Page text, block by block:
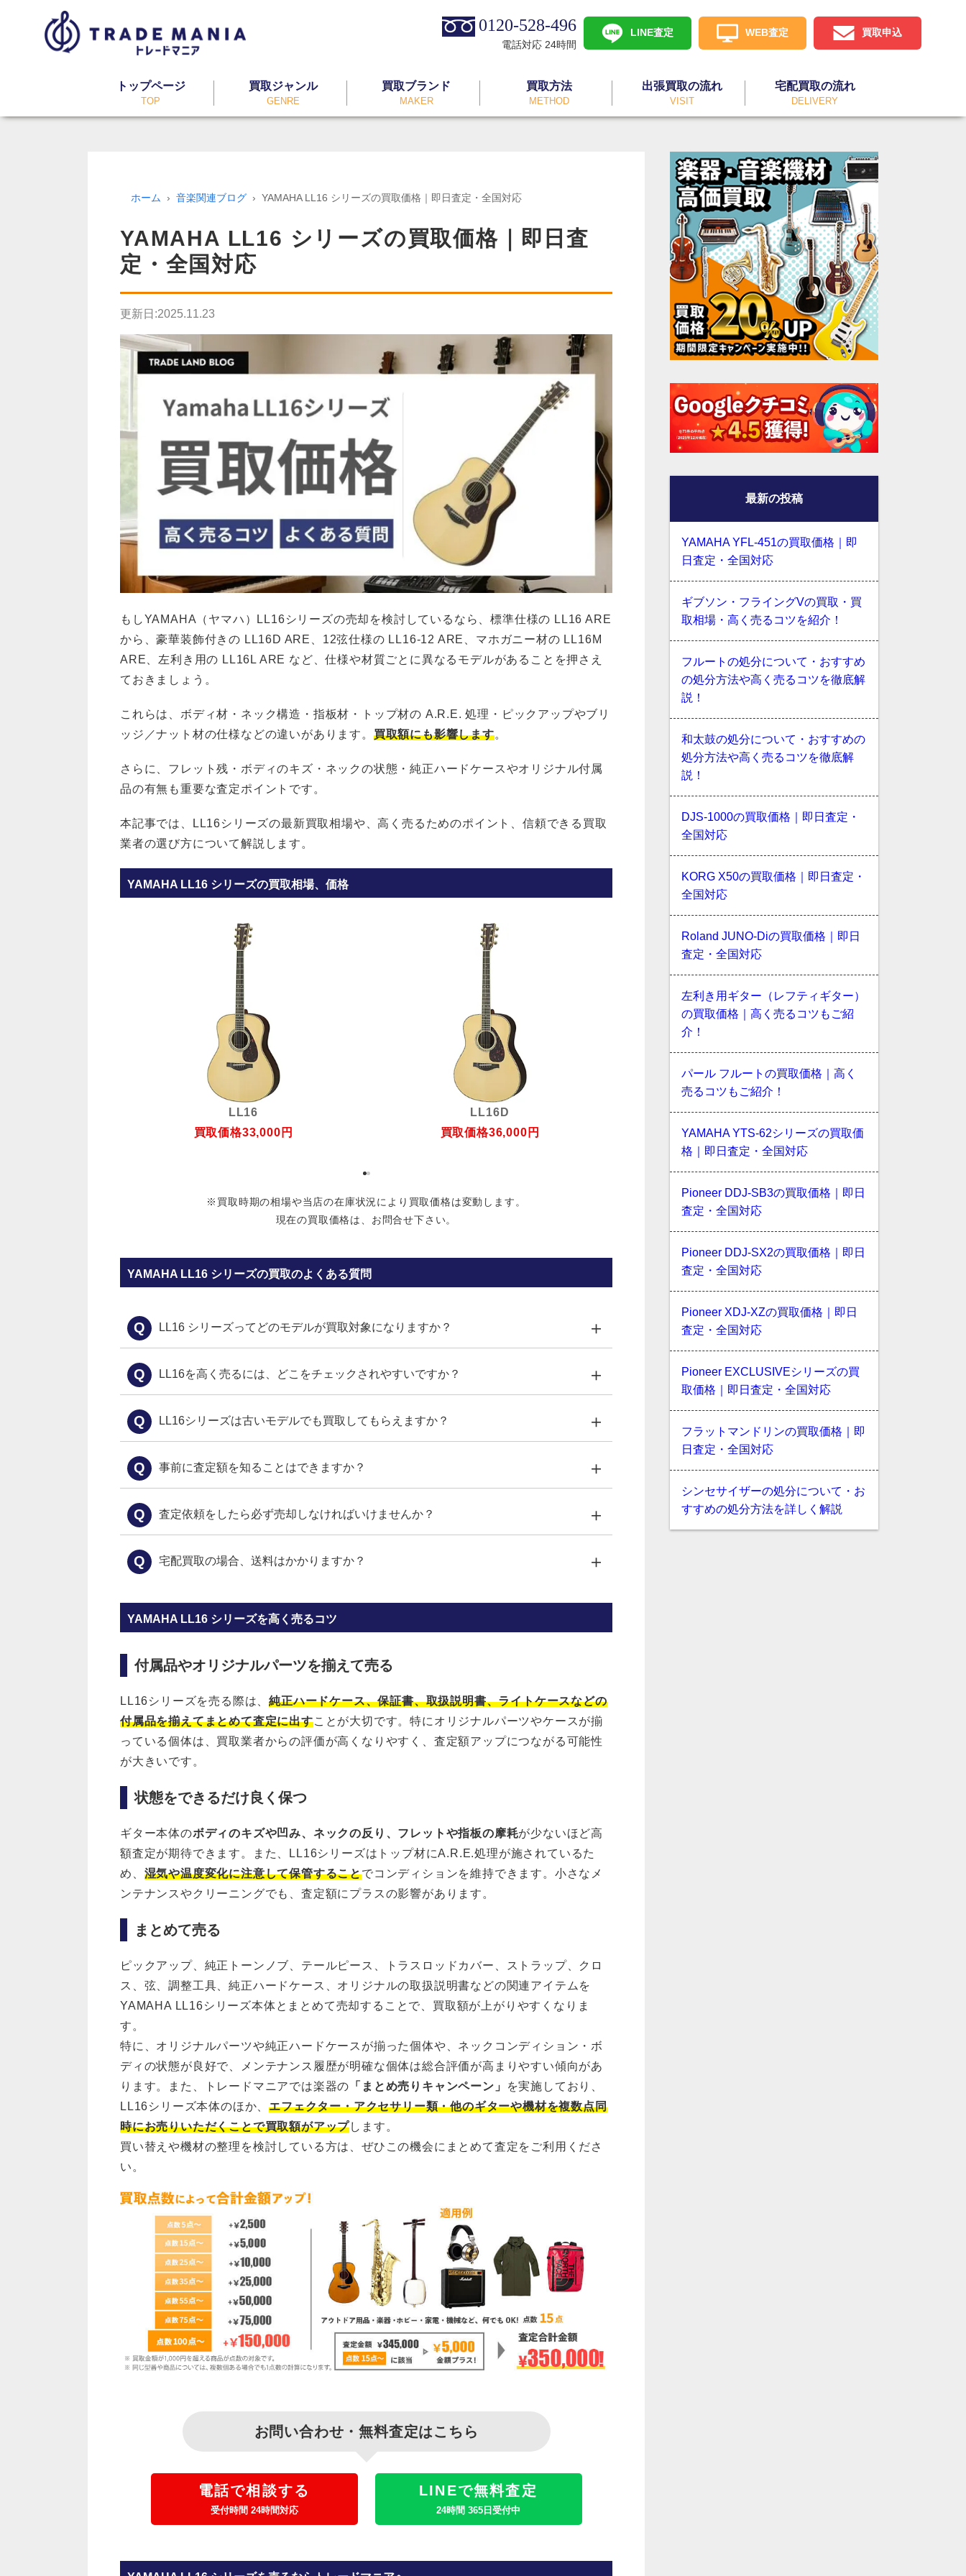
0120-528-496
電話対応 24時間
LINE査定 WEB査定 買取申込
トップページ
TOP
買取ジャンル
GENRE
買取ブランド
MAKER
買取方法
METHOD
出張買取の流れ
VISIT
宅配買取の流れ
DELIVERY
ホーム 音楽関連ブログ YAMAHA LL16 シリーズの買取価格｜即日査定・全国対応
YAMAHA LL16 シリーズの買取価格｜即日査
定・全国対応
更新日:2025.11.23
もしYAMAHA（ヤマハ）LL16シリーズの売却を検討しているなら、標準仕様の LL16 ARE
から、豪華装飾付きの LL16D ARE、12弦仕様の LL16‑12 ARE、マホガニー材の LL16M
ARE、左利き用の LL16L ARE など、仕様や材質ごとに異なるモデルがあることを押さえ
ておきましょう。
これらは、ボディ材・ネック構造・指板材・トップ材の A.R.E. 処理・ピックアップやブリ
ッジ／ナット材の仕様などの違いがあります。 買取額にも影響します。
さらに、フレット残・ボディのキズ・ネックの状態・純正ハードケースやオリジナル付属
品の有無も重要な査定ポイントです。
本記事では、LL16シリーズの最新買取相場や、高く売るためのポイント、信頼できる買取
業者の選び方について解説します。
YAMAHA LL16 シリーズの買取相場、価格
LL16
買取価格33,000 円
LL16D
買取価格36,000 円
LL16-12
買取価格40,000円
※買取時期の相場や当店の在庫状況により買取価格は変動します。
現在の買取価格は、お問合せ下さい。
YAMAHA LL16 シリーズの買取のよくある質問
Q LL16 シリーズってどのモデルが買取対象になりますか？ ＋
Q LL16を高く売るには、どこをチェックされやすいですか？ ＋
Q LL16シリーズは古いモデルでも買取してもらえますか？ ＋
Q 事前に査定額を知ることはできますか？ ＋
Q 査定依頼をしたら必ず売却しなければいけませんか？ ＋
Q 宅配買取の場合、送料はかかりますか？ ＋
こちら
YAMAHA LL16 シリーズを高く売るコツ
付属品やオリジナルパーツを揃えて売る
LL16シリーズを売る際は、純正ハードケース、保証書、取扱説明書、ライトケースなどの
付属品を揃えてまとめて査定に出すことが大切です。特にオリジナルパーツやケースが揃
っている個体は、買取業者からの評価が高くなりやすく、査定額アップにつながる可能性
が大きいです。
状態をできるだけ良く保つ
ギター本体のボディのキズや凹み、ネックの反り、フレットや指板の摩耗が少ないほど高
額査定が期待できます。また、LL16シリーズはトップ材にA.R.E.処理が施されているた
め、 湿気や温度変化に注意して保管することでコンディションを維持できます。小さなメ
ンテナンスやクリーニングでも、査定額にプラスの影響があります。
まとめて売る
ピックアップ、純正トーンノブ、テールピース、トラスロッドカバー、ストラップ、クロ
ス、弦、調整工具、純正ハードケース、オリジナルの取扱説明書などの関連アイテムを
YAMAHA LL16シリーズ本体とまとめて売却することで、買取額が上がりやすくなりま
す。
特に、オリジナルパーツや純正ハードケースが揃った個体や、ネックコンディション・ボ
ディの状態が良好で、メンテナンス履歴が明確な個体は総合評価が高まりやすい傾向があ
ります。また、トレードマニアでは楽器の 「まとめ売りキャンペーン」
を実施しており、
LL16シリーズ本体のほか、エフェクター・アクセサリー類・他のギターや機材を複数点同
時にお売りいただくことで買取額がアップします。
買い替えや機材の整理を検討している方は、ぜひこの機会にまとめて査定をご利用くださ
い。
お問い合わせ・無料査定はこちら
電話で相談する
受付時間 24時間対応
LINEで無料査定
24時間 365日受付中
最新の投稿
YAMAHA YFL-451の買取価格｜即
日査定・全国対応
ギブソン・フライングVの買取・買
取相場・高く売るコツを紹介！
フルートの処分について・おすすめ
の処分方法や高く売るコツを徹底解
説！
和太鼓の処分について・おすすめの
処分方法や高く売るコツを徹底解
説！
DJS-1000の買取価格｜即日査定・
全国対応
KORG X50の買取価格｜即日査定・
全国対応
Roland JUNO-Diの買取価格｜即日
査定・全国対応
左利き用ギター（レフティギター）
の買取価格｜高く売るコツもご紹
介！
パール フルートの買取価格｜高く
売るコツもご紹介！
YAMAHA YTS-62シリーズの買取価
格｜即日査定・全国対応
Pioneer DDJ-SB3の買取価格｜即日
査定・全国対応
Pioneer DDJ-SX2の買取価格｜即日
査定・全国対応
Pioneer XDJ-XZの買取価格｜即日
査定・全国対応
Pioneer EXCLUSIVEシリーズの買
取価格｜即日査定・全国対応
フラットマンドリンの買取価格｜即
日査定・全国対応
シンセサイザーの処分について・お
すすめの処分方法を詳しく解説